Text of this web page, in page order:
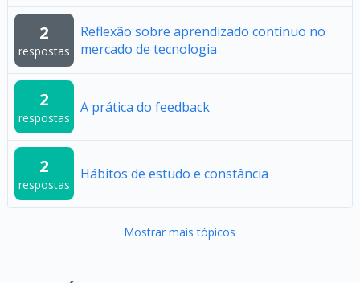
2
respostas
Reflexão sobre aprendizado contínuo no
mercado de tecnologia
2
respostas
A prática do feedback
2
respostas
Hábitos de estudo e constância
Mostrar mais tópicos